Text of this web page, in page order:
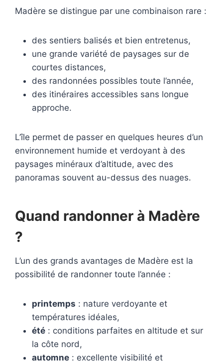
Madère se distingue par une combinaison rare :
des sentiers balisés et bien entretenus,
une grande variété de paysages sur de
courtes distances,
des randonnées possibles toute l’année,
des itinéraires accessibles sans longue
approche.
L’île permet de passer en quelques heures d’un
environnement humide et verdoyant à des
paysages minéraux d’altitude, avec des
panoramas souvent au-dessus des nuages.
Quand randonner à Madère
?
L’un des grands avantages de Madère est la
possibilité de randonner toute l’année :
printemps : nature verdoyante et
températures idéales,
été: conditions parfaites en altitude et sur
la côte nord,
automne: excellente visibilité et